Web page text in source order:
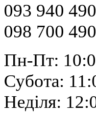
093 940
098 700
Пн-Пт:
Субота:
Неділя: